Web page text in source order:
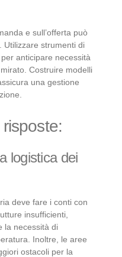
e sull’offerta può
Utilizzare strumenti di
anticipare necessità
Costruire modelli
una gestione
logistica dei
deve fare i conti con
insufficienti,
la necessità di
Inoltre, le aree
ostacoli per la